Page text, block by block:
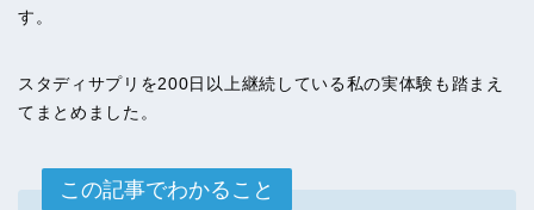
す。
スタディサプリを200日以上継続している私の実体験も踏まえ
てまとめました。
この記事でわかること